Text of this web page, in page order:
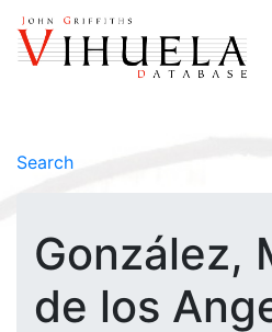
Search
González,
de los